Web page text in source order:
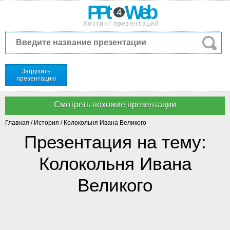
PPt 4 Web
Хостинг презентаций
Загрузить
презентацию
Главная / История / Колокольня Ивана Великого
Презентация на тему:
Колокольня Ивана
Великого